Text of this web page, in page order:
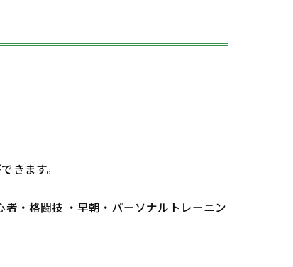
きます。
・格闘技 ・早朝・パーソナルトレーニン